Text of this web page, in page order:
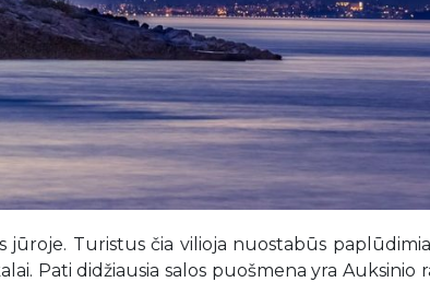
jūroje. Turistus čia vilioja nuostabūs
Pati didžiausia salos puošmena yra Auksinio